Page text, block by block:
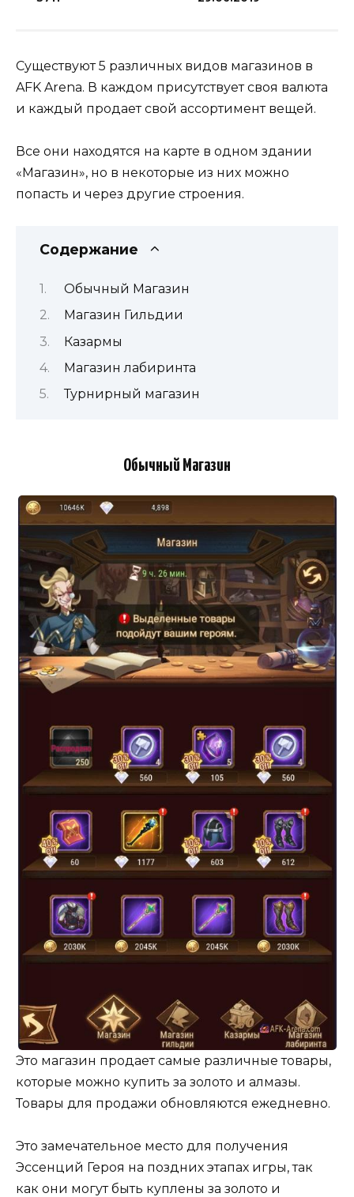
Существуют 5 различных видов магазинов в
AFK Arena. В каждом присутствует своя валюта
и каждый продает свой ассортимент вещей.
Все они находятся на карте в одном здании
«Магазин», но в некоторые из них можно
попасть и через другие строения.
Содержание
Обычный Магазин
Магазин Гильдии
Казармы
Магазин лабиринта
Турнирный магазин
Обычный Магазин
Это магазин продает самые различные товары,
которые можно купить за золото и алмазы.
Товары для продажи обновляются ежедневно.
Это замечательное место для получения
Эссенций Героя на поздних этапах игры, так
как они могут быть куплены за золото и